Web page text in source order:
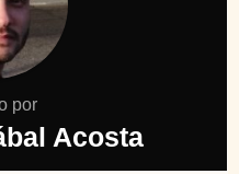
por
Acosta